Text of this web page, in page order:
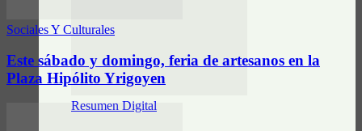
Resumen Digital
Sociales Y Culturales
Este sábado y domingo, feria de artesanos en la
Plaza Hipólito Yrigoyen